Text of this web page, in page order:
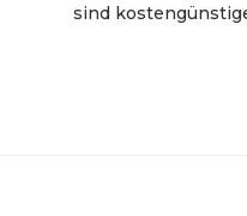
sind